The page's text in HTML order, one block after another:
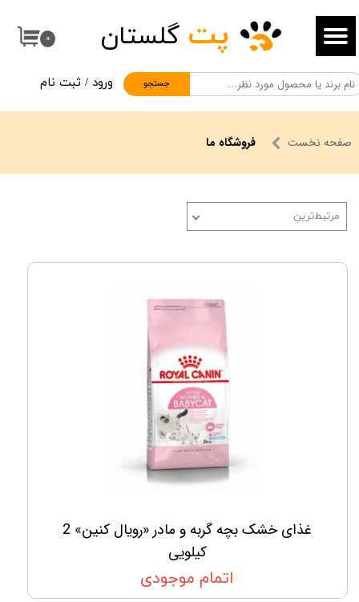
۰
جستجو
پت گلستان
ورود / ثبت نام
حساب کاربری من
تغییر گذر واژه
سفارشات
خروج از حساب کاربری
صفحه نخست فروشگاه ما
مرتبط‌ترین
غذای خشک بچه گربه و مادر «رویال کنین» 2
کیلویی
اتمام موجودی